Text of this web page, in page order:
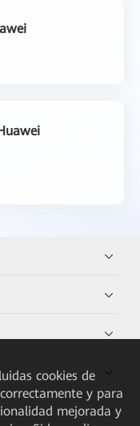
cookies de
y para
mejorada y